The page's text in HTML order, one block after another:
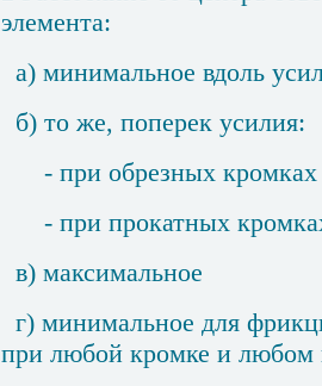
элемента:
а) минимальное вдоль
б) то же, поперек усилия:
- при обрезных кромках
- при прокатных
в) максимальное
г) минимальное для
при любой кромке и любом